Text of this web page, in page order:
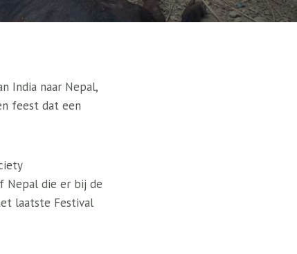
India naar Nepal,
feest dat een
Nepal die er bij de
laatste Festival